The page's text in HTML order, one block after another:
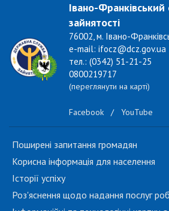
Івано-
зайнятості
76002, м. Івано-
e-mail: ifocz@dcz.gov.ua
тел.: (0342) 51-21-25
0800219717
(переглянути на карті)
Facebook / YouTube
Поширені запитання громадян
Корисна інформація для населення
Історії успіху
Роз'яснення щодо надання послуг